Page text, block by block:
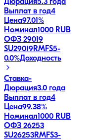
Дюрация5.3 года
Выплат в год4
Цена97.01%
Номинал1000 RUB
ОФЗ 29019
SU29019RMFS5-
0.0%Доходность
Ставка-
Дюрация3.0 года
Выплат в год4
Цена99.38%
Номинал1000 RUB
ОФЗ 26253
SU26253RMFS3-